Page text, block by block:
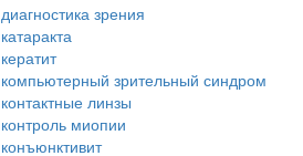
диагностика зрения
катаракта
кератит
компьютерный зрительный синдром
контактные линзы
контроль миопии
конъюнктивит